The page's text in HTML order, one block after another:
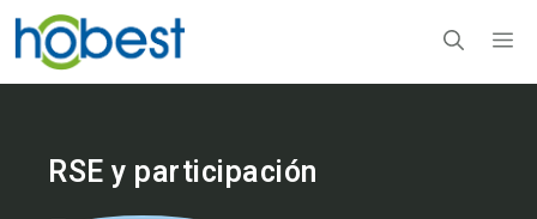
Edukira
salto
egin
RSE y participación